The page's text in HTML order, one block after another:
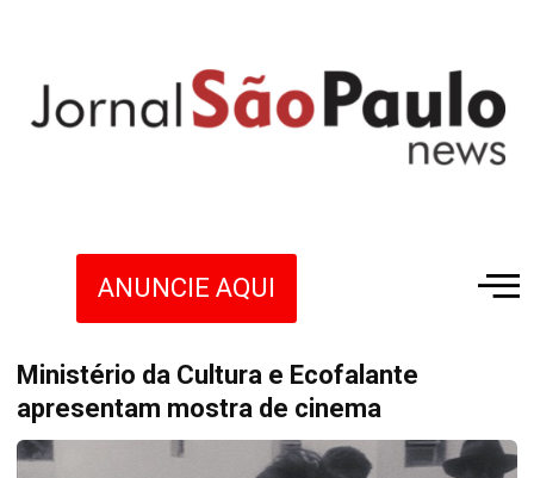
ANUNCIE AQUI
Ministério da Cultura e Ecofalante
apresentam mostra de cinema